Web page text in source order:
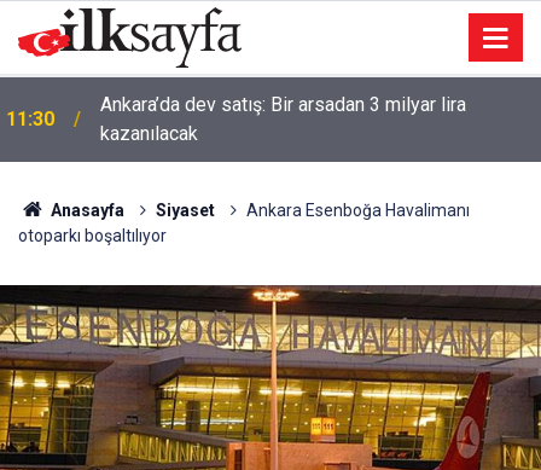
11:30
Ankara’da dev satış: Bir arsadan 3 milyar lira
kazanılacak
Anasayfa Siyaset
Ankara Esenboğa Havalimanı
otoparkı boşaltılıyor